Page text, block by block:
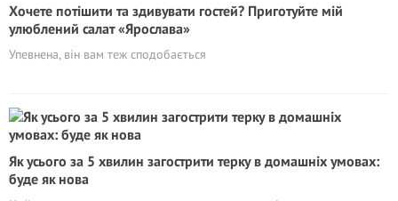
Хочете потішити та здивувати гостей? Приготуйте мій
улюблений салат «Ярослава»
Упевнена, він вам теж сподобається
Як усього за 5 хвилин загострити терку в домашніх умовах:
буде як нова